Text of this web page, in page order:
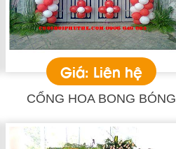
Giá: Liên hệ
CỔNG HOA BONG BÓNG